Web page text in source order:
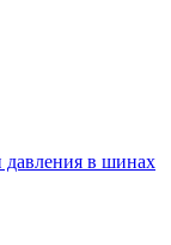
давления в шинах